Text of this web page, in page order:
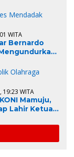
WITA
Bernardo
19:23 WITA
Mamuju,
Lahir Ketua